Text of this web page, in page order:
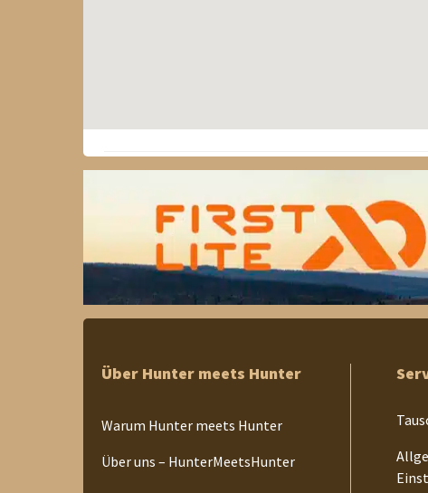
Über Hunter meets Hunter
Warum Hunter meets Hunter
Über uns – HunterMeetsHunter